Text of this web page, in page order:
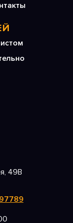
49В